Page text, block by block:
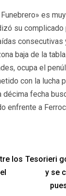
es
su complicado
consecutivas
baja de la
ocupa el
con la lucha
décima fecha
enfrente a
los Tesorieri
y se